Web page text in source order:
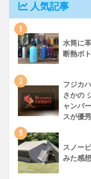
人気記事
1
水筒に
断熱ボ
2
フジカ
さかの
ャンパ
スが優
3
スノー
みた感想